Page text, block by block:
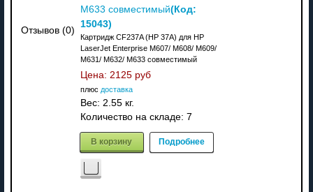
Отзывов (0)
M633 совместимый(Код:
15043)
Картридж CF237A (HP 37A) для HP
LaserJet Enterprise M607/ M608/ M609/
M631/ M632/ M633 совместимый
Цена: 2125 руб
плюс доставка
Вес: 2.55 кг.
Количество на складе: 7
В корзину Подробнее